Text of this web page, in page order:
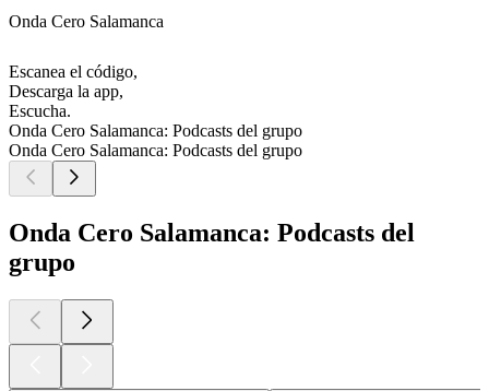
Onda Cero Salamanca
Escanea el código,
Descarga la app,
Escucha.
Onda Cero Salamanca: Podcasts del grupo
Onda Cero Salamanca: Podcasts del grupo
Onda Cero Salamanca: Podcasts del
grupo